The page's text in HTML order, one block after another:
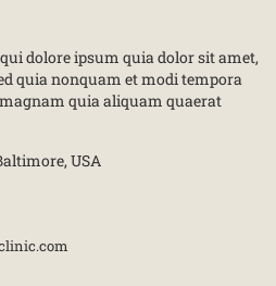
dolore ipsum quia dolor sit amet,
quia nonquam et modi tempora
quia aliquam quaerat
USA